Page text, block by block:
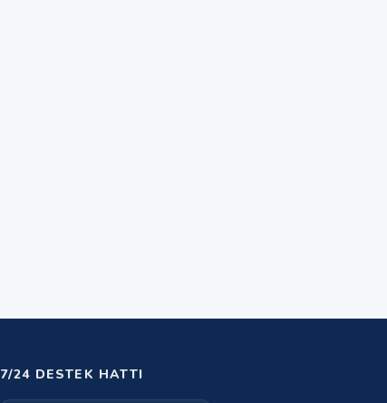
7/24 DESTEK HATTI